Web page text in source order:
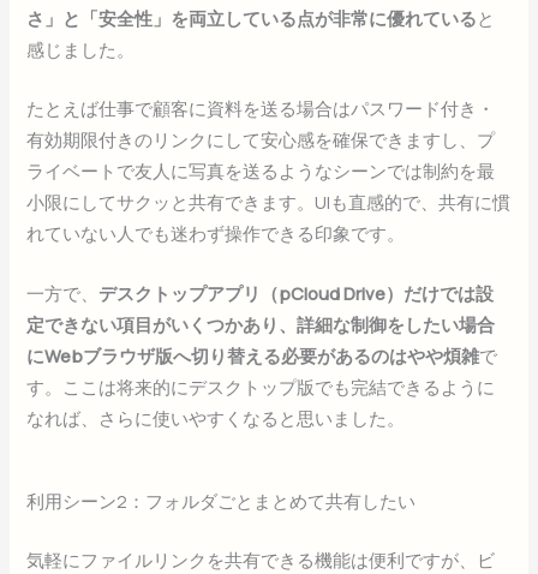
さ」と「安全性」を両立している点が非常に優れていると
感じました。
たとえば仕事で顧客に資料を送る場合はパスワード付き・
有効期限付きのリンクにして安心感を確保できますし、プ
ライベートで友人に写真を送るようなシーンでは制約を最
小限にしてサクッと共有できます。UIも直感的で、共有に慣
れていない人でも迷わず操作できる印象です。
一方で、 デスクトップアプリ（pCloud Drive）だけでは設
定できない項目がいくつかあり、詳細な制御をしたい場合
にWebブラウザ版へ切り替える必要があるのはやや煩雑で
す。ここは将来的にデスクトップ版でも完結できるように
なれば、さらに使いやすくなると思いました。
利用シーン2：フォルダごとまとめて共有したい
気軽にファイルリンクを共有できる機能は便利ですが、ビ